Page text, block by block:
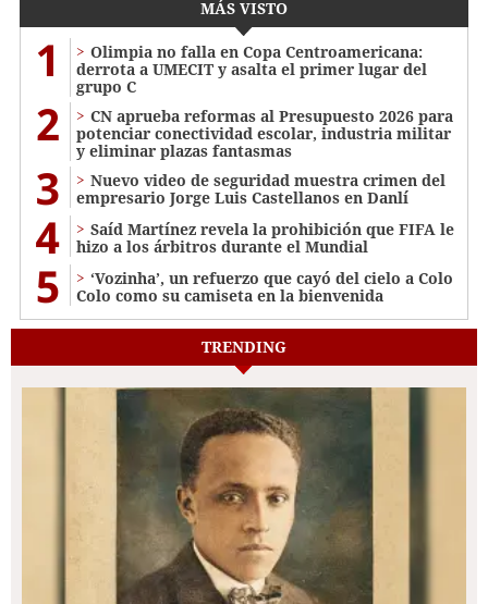
MÁS VISTO
1
Olimpia no falla en Copa Centroamericana:
derrota a UMECIT y asalta el primer lugar del
grupo C
2
CN aprueba reformas al Presupuesto 2026 para
potenciar conectividad escolar, industria militar
y eliminar plazas fantasmas
3
Nuevo video de seguridad muestra crimen del
empresario Jorge Luis Castellanos en Danlí
4
Saíd Martínez revela la prohibición que FIFA le
hizo a los árbitros durante el Mundial
5
‘Vozinha’, un refuerzo que cayó del cielo a Colo
Colo como su camiseta en la bienvenida
TRENDING